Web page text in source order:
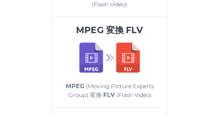
(Flash Video)
MPEG 変換 FLV
MPEG (Moving Picture Experts
Group) 変換 FLV(Flash Video)